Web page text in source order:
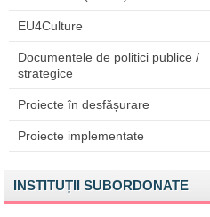
EU4Culture
Documentele de politici publice /
strategice
Proiecte în desfășurare
Proiecte implementate
INSTITUȚII SUBORDONATE